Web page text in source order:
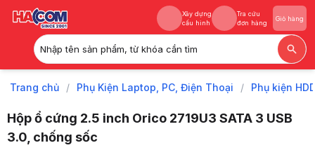
Xây dựng
cấu hình
Tra cứu
đơn hàng
Giỏ hàng
Nhập tên sản phẩm, từ khóa cần tìm
Xây dựng
Tra cứu
Trang chủ / Phụ Kiện Laptop, PC, Điện Thoại / Phụ kiện
Hộp ổ cứng 2.5 inch Orico 2719U3 SATA 3 USB
3.0, chống sốc